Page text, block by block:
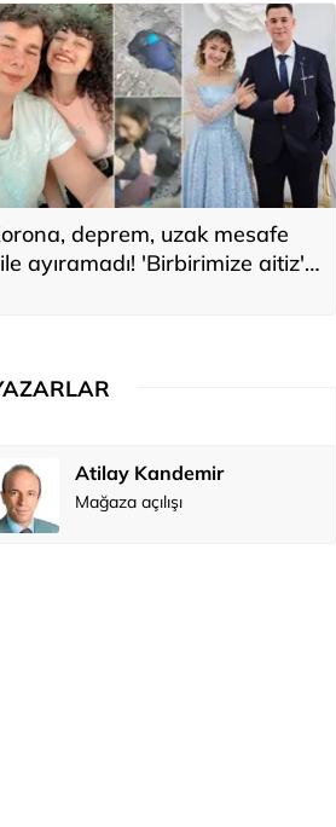
deprem, uzak mesafe
ayıramadı! 'Birbirimize aitiz'
Atilay Kandemir
Mağaza açılışı